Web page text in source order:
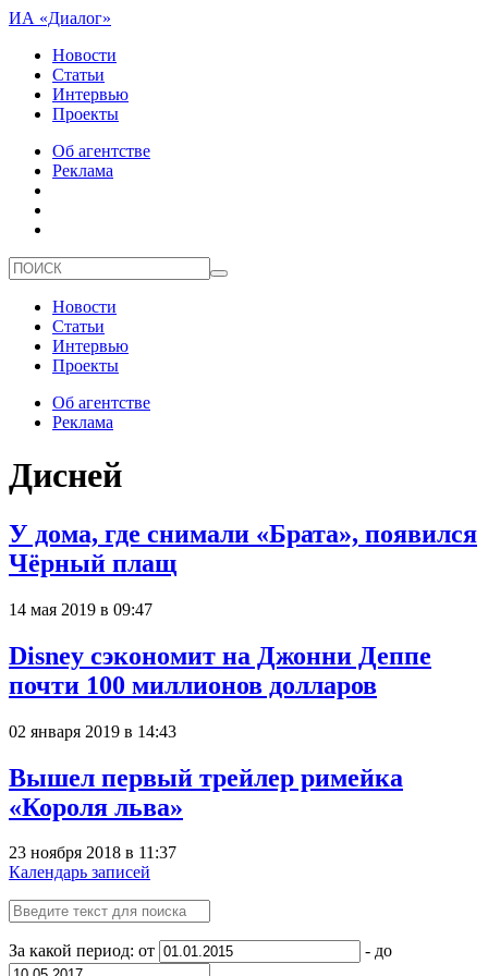
ИА «Диалог»
Новости
Статьи
Интервью
Проекты
Об агентстве
Реклама
Новости
Статьи
Интервью
Проекты
Об агентстве
Реклама
Дисней
У дома, где снимали «Брата», появился
Чёрный плащ
14 мая 2019 в 09:47
Disney сэкономит на Джонни Деппе
почти 100 миллионов долларов
02 января 2019 в 14:43
Вышел первый трейлер римейка
«Короля льва»
23 ноября 2018 в 11:37
Календарь записей
За какой период: от - до